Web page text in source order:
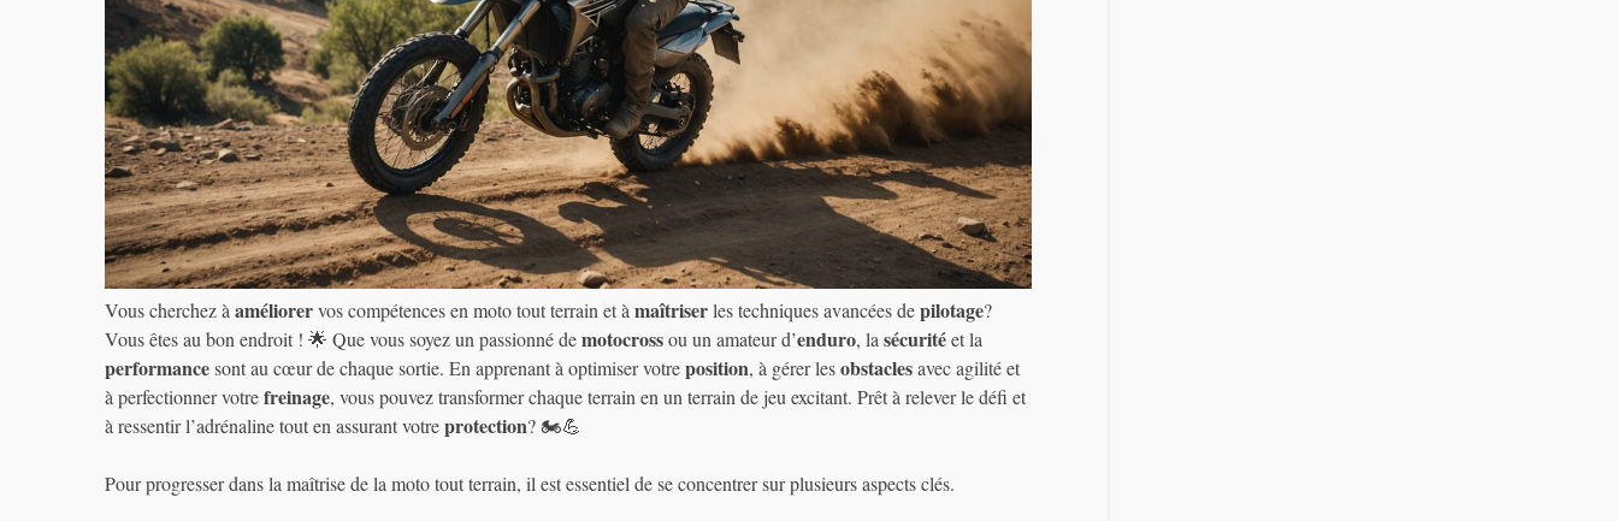
Vous cherchez à améliorervos compétences en moto tout terrain et à maîtriserles techniques avancées depilotage?
Vous êtes au bon endroit ! 🌟 Que vous soyez un passionné demotocrossou un amateur d’enduro, la sécuritéet la
performancesont au cœur de chaque sortie. En apprenant à optimiser votreposition, à gérer lesobstaclesavec agilité et
à perfectionner votrefreinage, vous pouvez transformer chaque terrain en un terrain de jeu excitant. Prêt à relever le défi et
à ressentir l’adrénaline tout en assurant votreprotection? 🏍️💪
Pour progresser dans la maîtrise de la moto tout terrain, il est essentiel de se concentrer sur plusieurs aspects clés.